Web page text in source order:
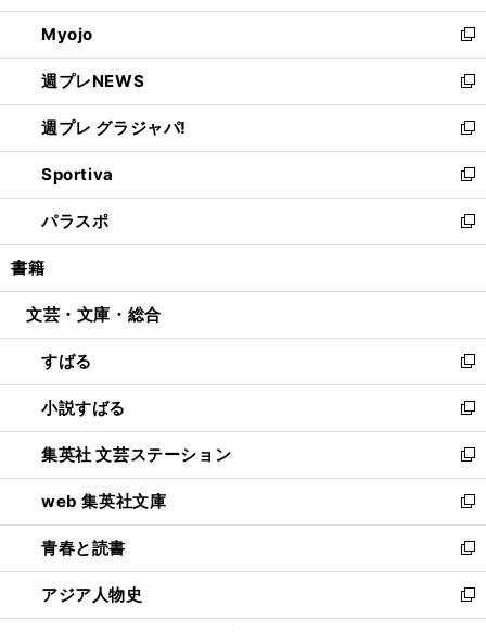
開
く
ウ
で
開
く
ン
ド
ウ
で
開
く
ウ
ィ
ン
ド
ウ
で
開
く
Myojo
新
し
い
ウ
ィ
ン
ド
ウ
で
開
週プレNEWS
新
し
い
ウ
ィ
ン
ド
ウ
開
週プレ グラジャパ!
新
し
い
ウ
ィ
ン
ウ
開
く
Sportiva
新
し
い
ウ
ン
ウ
で
開
く
パラスポ
新
し
ウ
ン
ド
ウ
で
開
く
書籍
文芸・文庫・総合
すばる
新
し
い
ウ
ィ
ン
ド
ウ
で
開
く
小説すばる
新
し
い
ウ
ィ
ン
ド
ウ
で
開
集英社 文芸ステーション
新
し
い
ウ
ィ
ン
ド
ウ
web 集英社文庫
新
し
い
ウ
ィ
ン
青春と読書
新
し
い
ウ
アジア人物史
新
し